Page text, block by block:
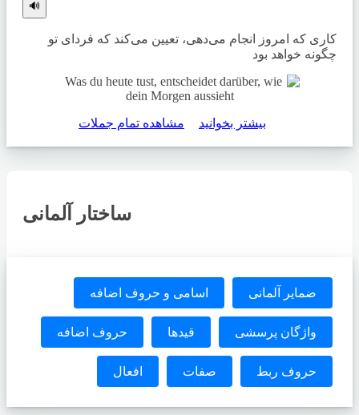
🔊
کاری که امروز انجام می‌دهی، تعیین می‌کند که فردای تو
چگونه خواهد بود
بیشتر بخوانید مشاهده تمام جملات
ساختار آلمانی
ضمایر آلمانی اسامی و حروف اضافه
واژگان پرسشی قیدها حروف اضافه
حروف ربط صفات افعال